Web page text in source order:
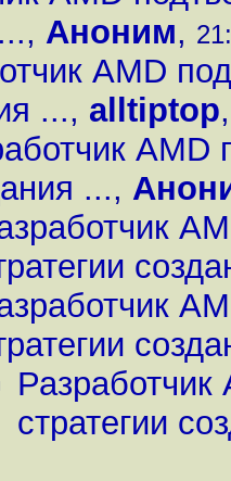
, Аноним,
AMD
..., alltiptop
AMD
...,
Разработчик
стратегии